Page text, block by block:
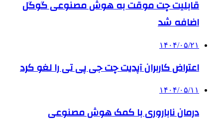
قابلیت چت موقت به هوش مصنوعی گوگل
اضافه شد
۱۴۰۴/۰۵/۲۱
اعتراض کاربران آپدیت چت جی پی تی را لغو کرد
۱۴۰۴/۰۵/۱۱
درمان ناباروری با کمک هوش مصنوعی